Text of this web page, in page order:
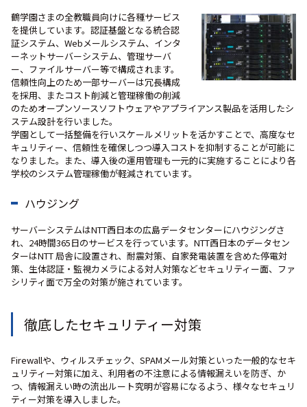
鶴学園さまの全教職員向けに各種サービス
を提供しています。認証基盤となる統合認
証システム、Webメールシステム、インタ
ーネットサーバーシステム、管理サーバ
ー、ファイルサーバー等で構成されます。
信頼性向上のため一部サーバーは冗長構成
を採用、またコスト削減と管理稼働の削減
のためオープンソースソフトウェアやアプライアンス製品を活用したシ
ステム設計を行いました。
学園として一括整備を行いスケールメリットを活かすことで、高度なセ
キュリティー、信頼性を確保しつつ導入コストを抑制することが可能に
なりました。また、導入後の運用管理も一元的に実施することにより各
学校のシステム管理稼働が軽減されています。
ハウジング
サーバーシステムはNTT西日本の広島データセンターにハウジングさ
れ、24時間365日のサービスを行っています。NTT西日本のデータセン
ターはNTT 局舎に設置され、耐震対策、自家発電装置を含めた停電対
策、生体認証・監視カメラによる対人対策などセキュリティー面、ファ
シリティ面で万全の対策が施されています。
徹底したセキュリティー対策
Firewallや、ウィルスチェック、SPAMメール対策といった一般的なセキ
ュリティー対策に加え、利用者の不注意による情報漏えいを防ぎ、か
つ、情報漏えい時の流出ルート究明が容易になるよう、様々なセキュリ
ティー対策を導入しました。